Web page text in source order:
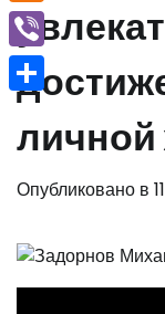
Опубликовано в
Odnoklassniki
Viber
Отправить